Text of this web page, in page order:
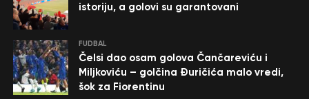
istoriju, a golovi su garantovani
FUDBAL
Čelsi dao osam golova Čančareviću i
Miljkoviću – golčina Đuričića malo vredi,
šok za Fiorentinu